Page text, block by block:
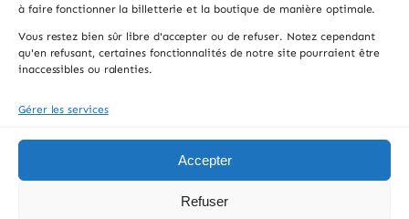
à faire fonctionner la billetterie et la boutique de manière optimale.
Vous restez bien sûr libre d'accepter ou de refuser. Notez cependant
qu'en refusant, certaines fonctionnalités de notre site pourraient être
inaccessibles ou ralenties.
Gérer les services
Accepter
Refuser
Recevez les actualités, la programmation et les
informations pratiques.